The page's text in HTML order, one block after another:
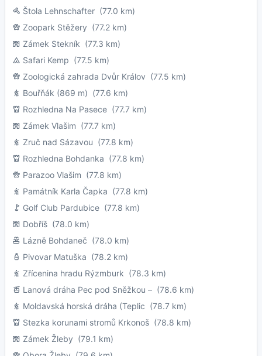
Štola Lehnschafter (77.0 km)
Zoopark Stěžery (77.2 km)
Zámek Stekník (77.3 km)
Safari Kemp (77.5 km)
Zoologická zahrada Dvůr Králov (77.5 km)
Bouřňák (869 m) (77.6 km)
Rozhledna Na Pasece (77.7 km)
Zámek Vlašim (77.7 km)
Zruč nad Sázavou (77.8 km)
Rozhledna Bohdanka (77.8 km)
Parazoo Vlašim (77.8 km)
Památník Karla Čapka (77.8 km)
Golf Club Pardubice (77.8 km)
Dobříš (78.0 km)
Lázně Bohdaneč (78.0 km)
Pivovar Matuška (78.2 km)
Zřícenina hradu Rýzmburk (78.3 km)
Lanová dráha Pec pod Sněžkou – (78.6 km)
Moldavská horská dráha (Teplic (78.7 km)
Stezka korunami stromů Krkonoš (78.8 km)
Zámek Žleby (79.1 km)